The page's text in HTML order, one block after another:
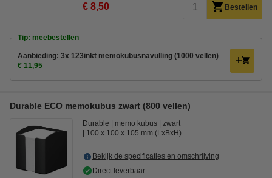
€ 8,50 Bestellen
Tip: meebestellen
Aanbieding: 3x 123inkt memokubusnavulling (1000 vellen)
€ 11,95
Durable ECO memokubus zwart (800 vellen)
Durable memo kubus
zwart
100 x 100 x 105 mm (LxBxH)
Bekijk de specificaties en omschrijving
Direct leverbaar